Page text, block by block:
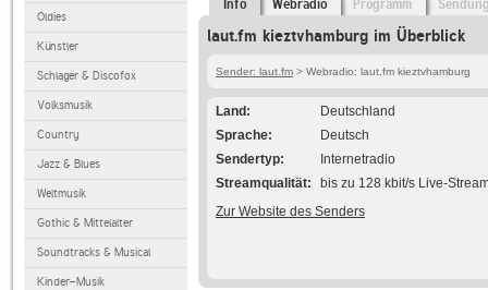
Oldies
Künstler
Schlager & Discofox
Volksmusik
Country
Jazz & Blues
Weltmusik
Gothic & Mittelalter
Soundtracks & Musical
Kinder-Musik
Info Webradio Programm
laut.fm kieztvhamburg im Überblick
Sender: laut.fm > Webradio: laut.fm kieztvhamburg
Land
Deutschland
Sprache
Deutsch
Sendertyp
Internetradio
Streamqualität
bis zu 128 kbit/s Live-
Zur Website des Senders